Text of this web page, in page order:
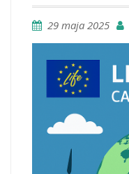
29 maja 2025